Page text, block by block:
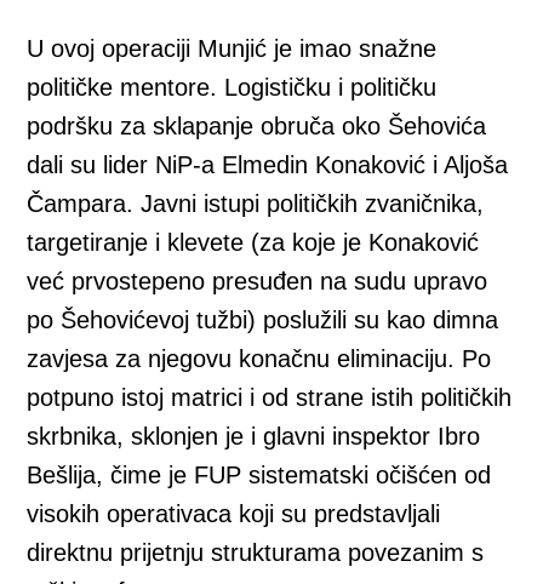
U ovoj operaciji Munjić je imao snažne
političke mentore. Logističku i političku
podršku za sklapanje obruča oko Šehovića
dali su lider NiP-a Elmedin Konaković i Aljoša
Čampara. Javni istupi političkih zvaničnika,
targetiranje i klevete (za koje je Konaković
već prvostepeno presuđen na sudu upravo
po Šehovićevoj tužbi) poslužili su kao dimna
zavjesa za njegovu konačnu eliminaciju. Po
potpuno istoj matrici i od strane istih političkih
skrbnika, sklonjen je i glavni inspektor Ibro
Bešlija, čime je FUP sistematski očišćen od
visokih operativaca koji su predstavljali
direktnu prijetnju strukturama povezanim s